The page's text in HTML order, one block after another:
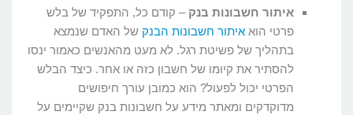
איתור חשבונות בנק – קודם כל, התפקיד של בלש
פרטי הוא איתור חשבונות הבנק של האדם שנמצא
בתהליך של פשיטת רגל. לא מעט מהאנשים כאמור ינסו
להסתיר את קיומו של חשבון כזה או אחר. כיצד הבלש
הפרטי יכול לפעול? הוא כמובן עורך חיפושים
מדוקדקים ומאתר מידע על חשבונות בנק שקיימים על